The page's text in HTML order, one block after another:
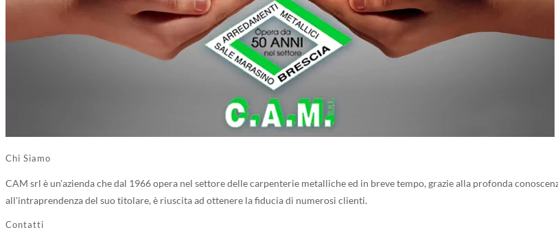
Chi Siamo
CAM srl è un'azienda che dal 1966 opera nel settore delle carpenterie metalliche ed in breve tempo, grazie alla profonda
all'intraprendenza del suo titolare, è riuscita ad ottenere la fiducia di numerosi clienti.
Contatti